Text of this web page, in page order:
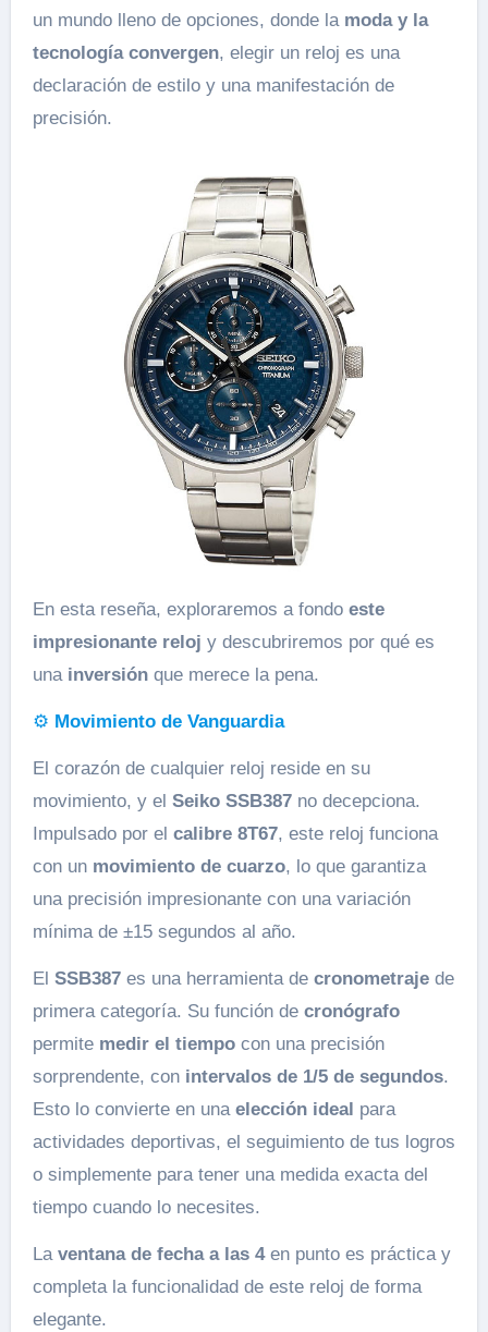
un mundo lleno de opciones, donde la moda y la
tecnología convergen, elegir un reloj es una
declaración de estilo y una manifestación de
precisión.
En esta reseña, exploraremos a fondo este
impresionante reloj y descubriremos por qué es
una inversiónque merece la pena.
⚙️ Movimiento de Vanguardia
El corazón de cualquier reloj reside en su
movimiento, y el Seiko SSB387no decepciona.
Impulsado por el calibre 8T67, este reloj funciona
con un movimiento de cuarzo, lo que garantiza
una precisión impresionante con una variación
mínima de ±15 segundos al año.
El SSB387es una herramienta de cronometrajede
primera categoría. Su función de cronógrafo
permite medir el tiempocon una precisión
sorprendente, con intervalos de 1/5 de segundos.
Esto lo convierte en una elección ideal para
actividades deportivas, el seguimiento de tus logros
o simplemente para tener una medida exacta del
tiempo cuando lo necesites.
La ventana de fecha a las 4en punto es práctica y
completa la funcionalidad de este reloj de forma
elegante.